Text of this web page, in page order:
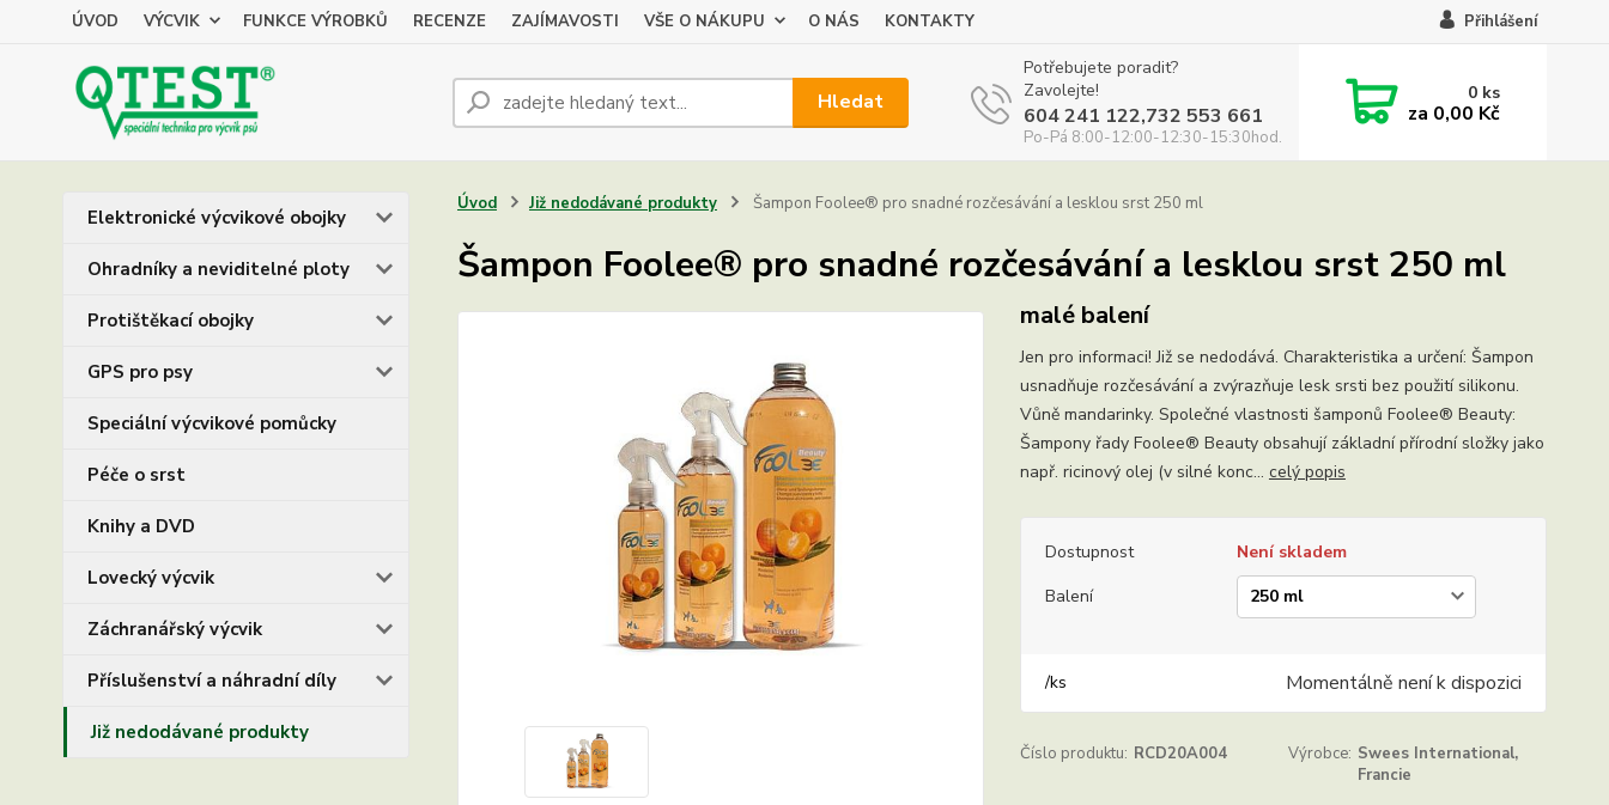
ÚVOD VÝCVIK FUNKCE VÝROBKŮ RECENZE ZAJÍMAVOSTI VŠE O NÁKUPU O NÁS KONTAKTY Přihlášení
Hledat
Potřebujete poradit?
Zavolejte!
604 241 122,732 553 661
Po-Pá 8:00-12:00-12:30-15:30hod.
0 ks
za 0,00 Kč
Elektronické výcvikové obojky
Ohradníky a neviditelné ploty
Protištěkací obojky
GPS pro psy
Speciální výcvikové pomůcky
Péče o srst
Knihy a DVD
Lovecký výcvik
Záchranářský výcvik
Příslušenství a náhradní díly
Již nedodávané produkty
Úvod Již nedodávané produkty Šampon Foolee® pro snadné rozčesávání a lesklou srst 250 ml
Šampon Foolee® pro snadné rozčesávání a lesklou srst 250 ml
malé balení
Jen pro informaci! Již se nedodává. Charakteristika a určení: Šampon
usnadňuje rozčesávání a zvýrazňuje lesk srsti bez použití silikonu.
Vůně mandarinky. Společné vlastnosti šamponů Foolee® Beauty:
Šampony řady Foolee® Beauty obsahují základní přírodní složky jako
např. ricinový olej (v silné konc... celý popis
Dostupnost
Není skladem
Balení
/ks Momentálně není k dispozici
Číslo produktu: RCD20A004 Výrobce: Swees International,
Francie